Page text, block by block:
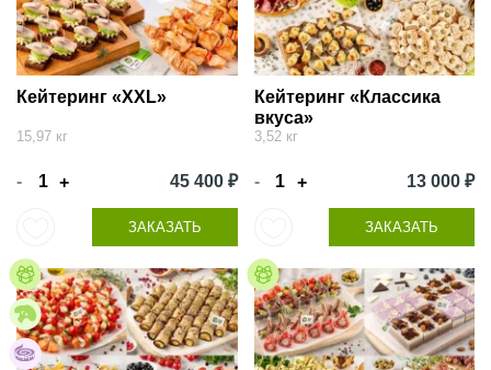
Кейтеринг «XXL»
15,97 кг
- + 45 400 ₽
ЗАКАЗАТЬ
Кейтеринг «Классика
вкуса»
3,52 кг
- + 13 000 ₽
ЗАКАЗАТЬ